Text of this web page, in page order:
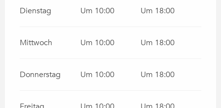
Dienstag Um 10:00 Um 18:00
Mittwoch Um 10:00 Um 18:00
Donnerstag Um 10:00 Um 18:00